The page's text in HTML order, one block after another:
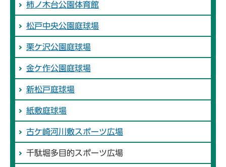
柿ノ木台公園体育館
松戸中央公園庭球場
栗ケ沢公園庭球場
金ケ作公園庭球場
新松戸庭球場
紙敷庭球場
古ケ崎河川敷スポーツ広場
千駄堀多目的スポーツ広場